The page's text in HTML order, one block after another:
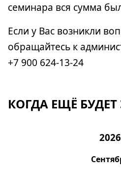
семинара вся сумма
Если у Вас возникли
обращайтесь к
+7 900 624-13-24
КОГДА ЕЩЁ
2026